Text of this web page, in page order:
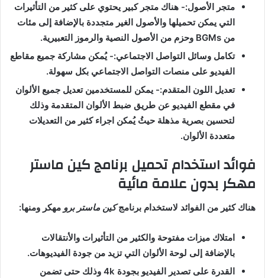
متجر الأصول:- هناك متجر كبير يحتوي على كثير من التأثيرات
التي يمكن تحميلها والأصول الغير متجددة بالإضافة إلى مئات
من
وحزم من الأصول النصية والرموز التعبيرية.
تكامل وسائل التواصل الاجتماعي:- يُمكن مشاركة جميع مقاطع
الفيديو على منصات التواصل الاجتماعي بكل سهولة.
تعديل اللون المتقدم:- يمكن للمستخدمين تعديل جميع الألوان
في مقطع الفيديو عن طريق ضبط الألوان المتقدمة وذلك
لتحسين بصرية مذهلة حيثُ يُمكن اجراء كثير من التعديلات
متعددة الألوان.
فوائداستخدامتحميل برنامجكين ماستر
مهكر بدون علامة مائية
هناك كثير من الفوائد لاستخدام برنامجكين ماستر برو مهكر ومنها:
امتلاك ميزات مفتوحة والكثير من التأثيرات والأنتقالات
بالإضافة إلى لوحة الألوان التي تزيد من جودة الفيديوهات.
القدرة على تصدير الفيديو بجودة
وذلك حتى تضمن